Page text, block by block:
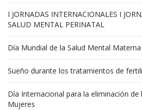
I JORNADAS INTERNACIONALES I
SALUD MENTAL PERINATAL
Día Mundial de la Salud Mental Materna
Sueño durante los tratamientos de
Día Internacional para la eliminación de
Mujeres